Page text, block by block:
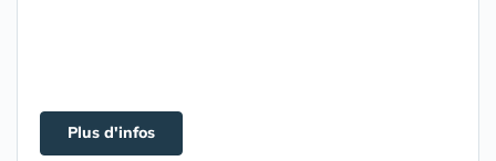
Plus d'infos